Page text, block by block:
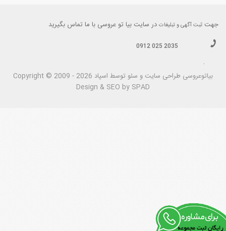
جهت ثبت آگهی و تبلیغات در سایت بیا تو عروسی با ما تماس بگیرید
0912 025 2035
.
بیاتوعروسی Copyright © 2009 - 2026 طراحی سايت و سئو توسط اسپاد
Design & SEO by SPAD